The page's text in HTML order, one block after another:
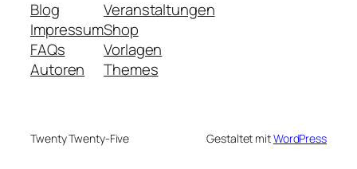
Blog
Impressum
FAQs
Autoren
Veranstaltungen
Shop
Vorlagen
Themes
Twenty Twenty-Five Gestaltet mitWordPress